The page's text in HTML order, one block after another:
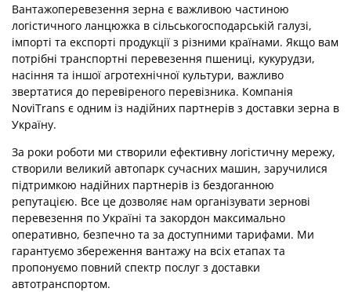
Вантажоперевезення зерна є важливою частиною
логістичного ланцюжка в сільськогосподарській галузі,
імпорті та експорті продукції з різними країнами. Якщо вам
потрібні транспортні перевезення пшениці, кукурудзи,
насіння та іншої агротехнічної культури, важливо
звертатися до перевіреного перевізника. Компанія
NoviTrans є одним із надійних партнерів з доставки зерна в
Україну.
За роки роботи ми створили ефективну логістичну мережу,
створили великий автопарк сучасних машин, заручилися
підтримкою надійних партнерів із бездоганною
репутацією. Все це дозволяє нам організувати зернові
перевезення по Україні та закордон максимально
оперативно, безпечно та за доступними тарифами. Ми
гарантуємо збереження вантажу на всіх етапах та
пропонуємо повний спектр послуг з доставки
автотранспортом.